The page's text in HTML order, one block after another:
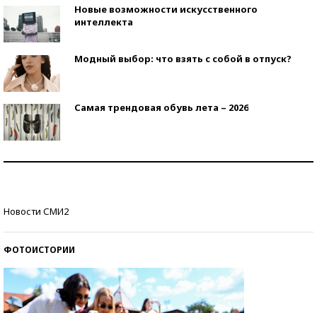
Новые возможности искусственного
интеллекта
Модный выбор: что взять с собой в отпуск?
Самая трендовая обувь лета – 2026
Новости СМИ2
ФОТОИСТОРИИ